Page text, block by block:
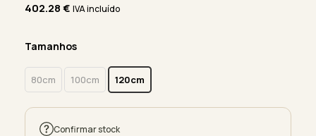
402.28€ IVA incluído
Tamanhos
80cm 100cm 120cm
Confirmar stock